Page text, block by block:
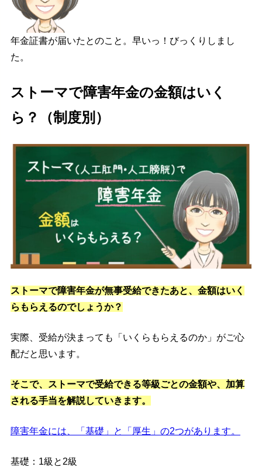
年金証書が届いたとのこと。早いっ！びっくりしまし
た。
ストーマで障害年金の金額はいく
ら？（制度別）
ストーマで障害年金が無事受給できたあと、金額はいく
らもらえるのでしょうか？
実際、受給が決まっても「いくらもらえるのか」がご心
配だと思います。
そこで、ストーマで受給できる等級ごとの金額や、加算
される手当を解説していきます。
障害年金には、「基礎」と「厚生」の2つがあります。
基礎：1級と2級